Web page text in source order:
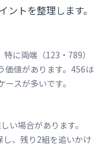
トを整理します。
に両端（123・789）
価値があります。456は
スが多いです。
い場合があります。
、残り2組を追いかけ